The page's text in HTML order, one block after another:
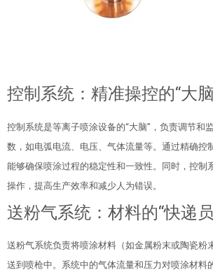
控制系统：精准操控的“大
控制系统是等离子喷涂设备的“大脑”，负责调节和
数，如电弧电流、电压、气体流量等。通过精确控
能够确保喷涂过程的稳定性和一致性。同时，控制
操作，提高生产效率和减少人为错误。
送粉气系统：材料的“快递
送粉气系统负责将喷涂材料（如金属粉末或陶瓷粉
送到喷枪中。系统中的气体流量和压力对喷涂材料